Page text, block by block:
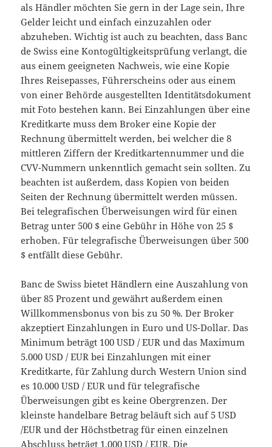
als Händler möchten Sie gern in der Lage sein, Ihre
Gelder leicht und einfach einzuzahlen oder
abzuheben. Wichtig ist auch zu beachten, dass Banc
de Swiss eine Kontogültigkeitsprüfung verlangt, die
aus einem geeigneten Nachweis, wie eine Kopie
Ihres Reisepasses, Führerscheins oder aus einem
von einer Behörde ausgestellten Identitätsdokument
mit Foto bestehen kann. Bei Einzahlungen über eine
Kreditkarte muss dem Broker eine Kopie der
Rechnung übermittelt werden, bei welcher die 8
mittleren Ziffern der Kreditkartennummer und die
CVV-Nummern unkenntlich gemacht sein sollten. Zu
beachten ist außerdem, dass Kopien von beiden
Seiten der Rechnung übermittelt werden müssen.
Bei telegrafischen Überweisungen wird für einen
Betrag unter 500 $ eine Gebühr in Höhe von 25 $
erhoben. Für telegrafische Überweisungen über 500
$ entfällt diese Gebühr.
Banc de Swiss bietet Händlern eine Auszahlung von
über 85 Prozent und gewährt außerdem einen
Willkommensbonus von bis zu 50 %. Der Broker
akzeptiert Einzahlungen in Euro und US-Dollar. Das
Minimum beträgt 100 USD / EUR und das Maximum
5.000 USD / EUR bei Einzahlungen mit einer
Kreditkarte, für Zahlung durch Western Union sind
es 10.000 USD / EUR und für telegrafische
Überweisungen gibt es keine Obergrenzen. Der
kleinste handelbare Betrag beläuft sich auf 5 USD
/EUR und der Höchstbetrag für einen einzelnen
Abschluss beträgt 1.000 USD / EUR. Die